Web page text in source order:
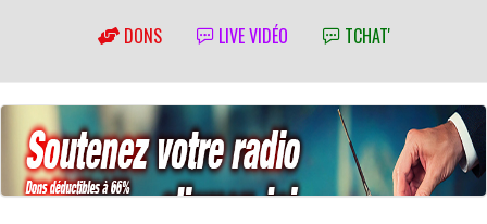
DONS LIVE VIDÉO TCHAT'